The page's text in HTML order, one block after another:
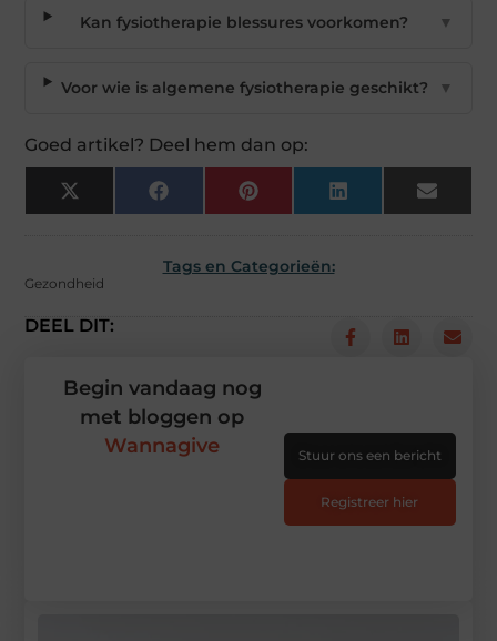
Kan fysiotherapie blessures voorkomen? ▼
Voor wie is algemene fysiotherapie geschikt? ▼
Goed artikel? Deel hem dan op:
X
(Twitter)
Facebook Pinterest LinkedIn Email
Tags en Categorieën:
Gezondheid
DEEL DIT:
Begin vandaag nog
met bloggen op
Wannagive
Stuur ons een bericht
Registreer hier